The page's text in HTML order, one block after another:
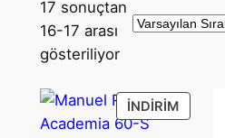
17 sonuçtan
16-17 arası
gösteriliyor
İNDIRIM
ÜRÜN